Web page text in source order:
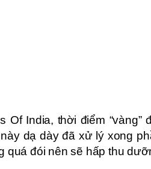
Of India, thời điểm “vàng”
dạ dày đã xử lý xong
quá đói nên sẽ hấp thu